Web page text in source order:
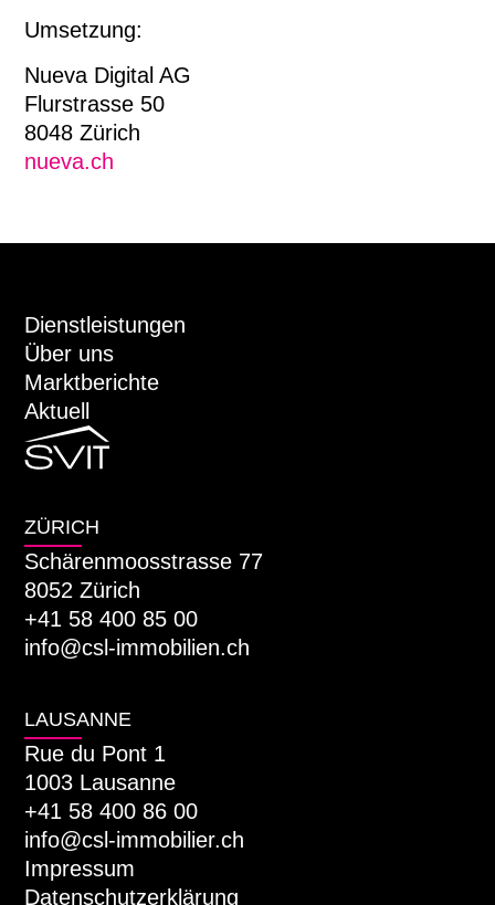
Umsetzung:
Nueva Digital AG
Flurstrasse 50
8048 Zürich
nueva.ch
Dienstleistungen
Über uns
Marktberichte
Aktuell
ZÜRICH
Schärenmoosstrasse 77
8052 Zürich
+41 58 400 85 00
info@csl-immobilien.ch
LAUSANNE
Rue du Pont 1
1003 Lausanne
+41 58 400 86 00
info@csl-immobilier.ch
Impressum
Datenschutzerklärung